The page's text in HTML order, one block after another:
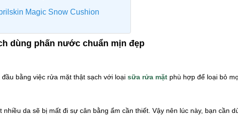
Magic Snow Cushion
dùng phấn nước chuẩn mịn đẹp
bằng việc rửa mặt thật sạch với loạisữa rửa mặt phù hợp để loại bỏ
nhiều da sẽ bị mất đi sự cân bằng ẩm cần thiết. Vậy nên lúc này, bạn cần